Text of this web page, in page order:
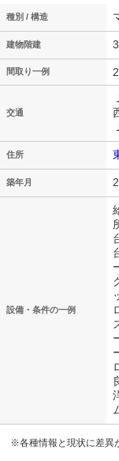
種別 / 構造
建物階建
間取り一例
交通
住所
築年月
設備・条件の一例
※各種情報と現状に差異